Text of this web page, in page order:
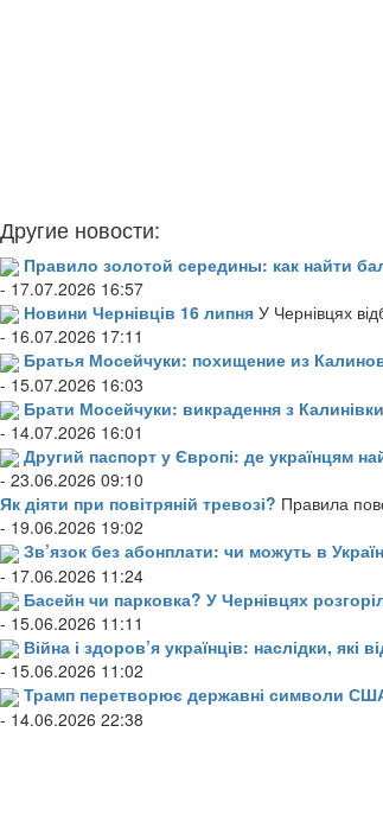
Другие новости:
Правило золотой середины: как найти
- 17.07.2026 16:57
Новини Чернівців 16 липня У Чернівцях
- 16.07.2026 17:11
Братья Мосейчуки: похищение из
- 15.07.2026 16:03
Брати Мосейчуки: викрадення з
- 14.07.2026 16:01
Другий паспорт у Європі: де українцям
- 23.06.2026 09:10
Як діяти при повітряній тревозі? Правила
- 19.06.2026 19:02
Зв’язок без абонплати: чи можуть в
- 17.06.2026 11:24
Басейн чи парковка? У Чернівцях
- 15.06.2026 11:11
Війна і здоров’я українців: наслідки, які
- 15.06.2026 11:02
Трамп перетворює державні символи
- 14.06.2026 22:38